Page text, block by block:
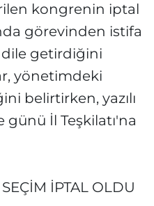
kongrenin iptal
görevinden istifa
getirdiğini
yönetimdeki
belirtirken, yazılı
günü İl Teşkilatı'na
İPTAL OLDU